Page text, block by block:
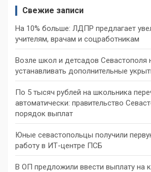
Свежие записи
На 10% больше: ЛДПР предлагает
учителям, врачам и соцработникам
Возле школ и детсадов Севастополя
устанавливать дополнительные
По 5 тысяч рублей на школьника
автоматически: правительство
порядок выплат
Юные севастопольцы получили
работу в ИТ-центре ПСБ
В ОП предложили ввести выплату на